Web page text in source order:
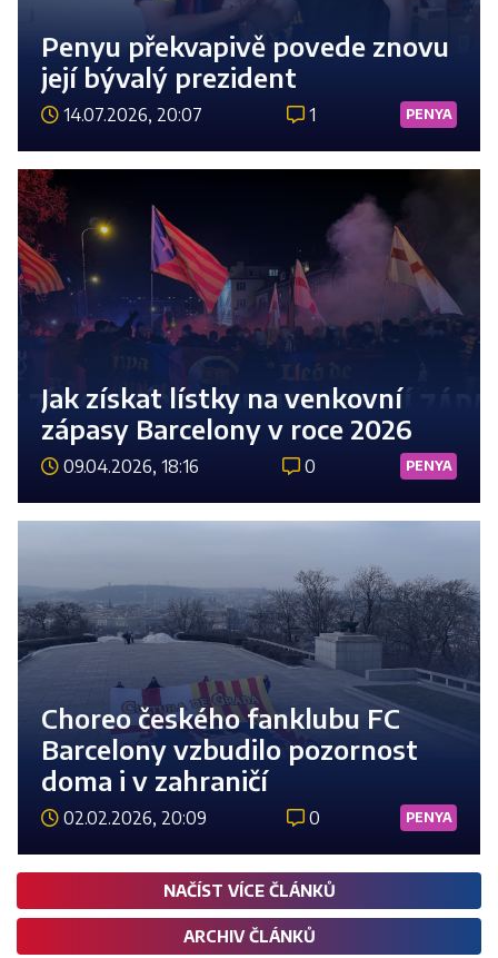
Penyu překvapivě povede znovu
její bývalý prezident
14.07.2026, 20:07 1 PENYA
Jak získat lístky na venkovní
zápasy Barcelony v roce 2026
09.04.2026, 18:16 0 PENYA
Choreo českého fanklubu FC
Barcelony vzbudilo pozornost
doma i v zahraničí
02.02.2026, 20:09 0 PENYA
NAČÍST VÍCE ČLÁNKŮ
ARCHIV ČLÁNKŮ